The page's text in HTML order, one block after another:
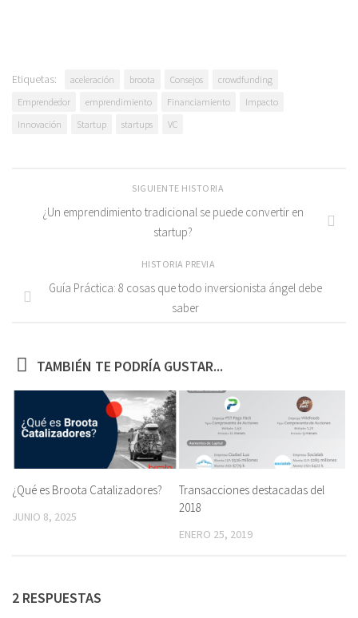
Etiquetas: aceleración broota Consejos
crowdfunding
Emprendedor
emprendimiento Financiamiento
Impacto
Innovación
Startup startups VC
SIGUIENTE HISTORIA
¿Un emprendimiento tradicional se puede convertir en
startup?
HISTORIA PREVIA
Guía Práctica: 8 cosas que todo inversionista ángel debe
saber
TAMBIÉN TE PODRÍA GUSTAR...
¿Qué es Broota Catalizadores?
JUNIO 8, 2025
Transacciones destacadas del
2018
ENERO 25, 2019
2 RESPUESTAS